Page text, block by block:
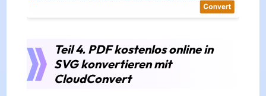
Teil 4. PDF kostenlos online in
SVG konvertieren mit
CloudConvert